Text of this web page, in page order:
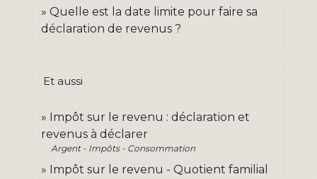
Quelle est la date limite pour faire sa
déclaration de revenus ?
Et aussi
Impôt sur le revenu : déclaration et
revenus à déclarer
Argent - Impôts - Consommation
Impôt sur le revenu - Quotient familial